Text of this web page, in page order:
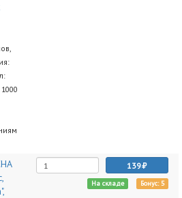
139
На складе Бонус: 5